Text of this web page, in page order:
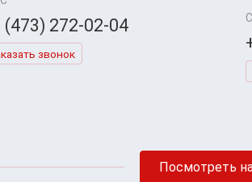
(473) 272-02-04
звонок
Посмотреть